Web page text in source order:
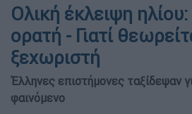
Ολική έκλειψη
ορατή - Γιατί
ξεχωριστή
Έλληνες επιστήμονες ταξίδεψαν
φαινόμενο